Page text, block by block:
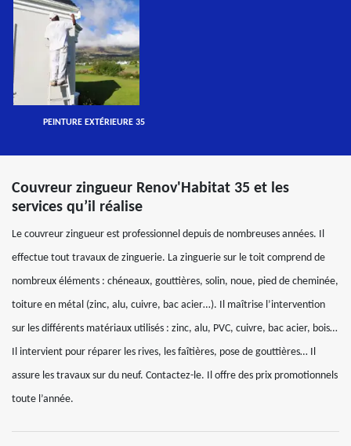
PEINTURE EXTÉRIEURE 35
Couvreur zingueur Renov'Habitat 35 et les
services qu’il réalise
Le couvreur zingueur est professionnel depuis de nombreuses années. Il
effectue tout travaux de zinguerie. La zinguerie sur le toit comprend de
nombreux éléments : chéneaux, gouttières, solin, noue, pied de cheminée,
toiture en métal (zinc, alu, cuivre, bac acier…). Il maîtrise l’intervention
sur les différents matériaux utilisés : zinc, alu, PVC, cuivre, bac acier, bois…
Il intervient pour réparer les rives, les faîtières, pose de gouttières… Il
assure les travaux sur du neuf. Contactez-le. Il offre des prix promotionnels
toute l’année.